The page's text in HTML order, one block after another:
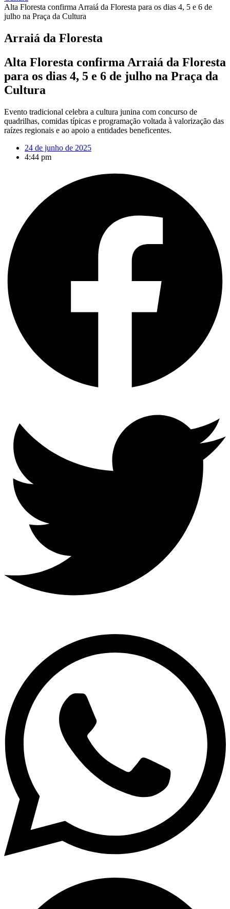
Alta Floresta confirma Arraiá da Floresta para os dias 4, 5 e 6 de
julho na Praça da Cultura
Arraiá da Floresta
Alta Floresta confirma Arraiá da Floresta
para os dias 4, 5 e 6 de julho na Praça da
Cultura
Evento tradicional celebra a cultura junina com concurso de
quadrilhas, comidas típicas e programação voltada à valorização das
raízes regionais e ao apoio a entidades beneficentes.
24 de junho de 2025
4:44 pm